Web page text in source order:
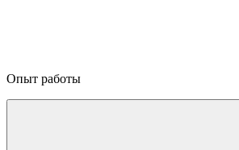
Опыт работы